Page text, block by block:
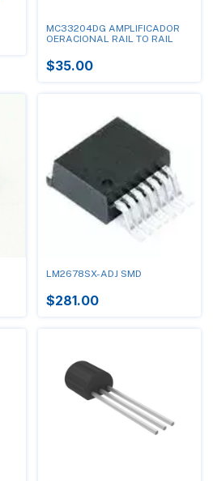
MC33204DG AMPLIFICADOR
OERACIONAL RAIL TO RAIL
$35.00
LM2678SX-ADJ SMD
$281.00